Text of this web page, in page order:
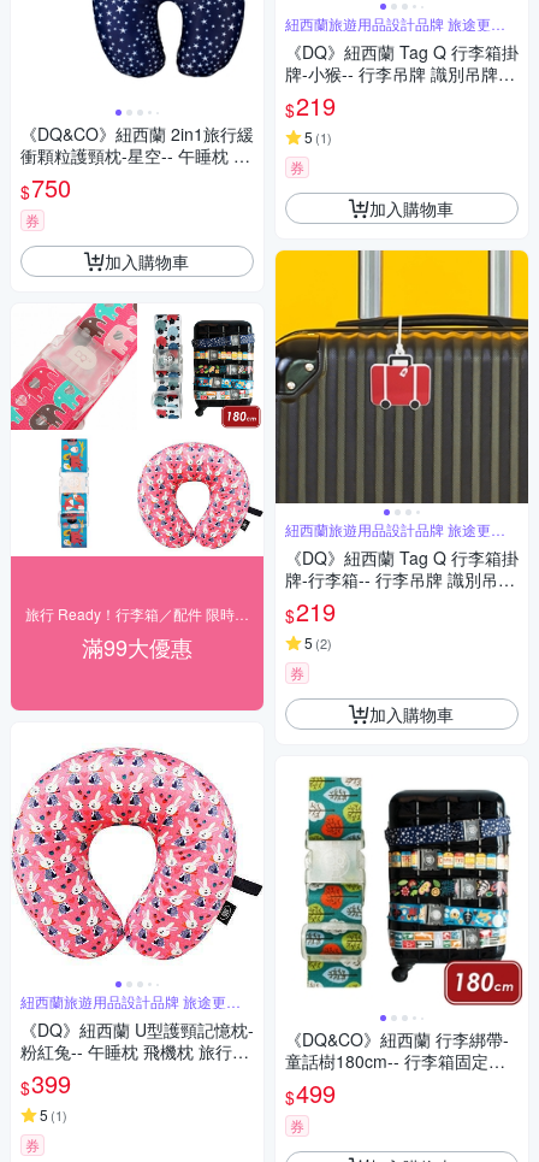
《DQ&CO》紐西蘭 2in1旅行緩
衝顆粒護頸枕-星空-- 午睡枕 飛
機枕 旅行枕 護頸枕 U行枕
$750
券
加入購物車
滿99大優惠
紐西蘭旅遊用品設計品牌 旅途更舒
適
《DQ》紐西蘭 U型護頸記憶枕-
粉紅兔-- 午睡枕 飛機枕 旅行枕
護頸枕 U行枕
$399
5 (1)
券
紐西蘭旅遊用品設計品牌 旅途更舒
適
《DQ》紐西蘭 Tag Q 行李箱掛
牌-小猴-- 行李吊牌 識別吊牌
登機牌 姓名牌
$219
5 (1)
券
加入購物車
紐西蘭旅遊用品設計品牌 旅途更舒
適
《DQ》紐西蘭 Tag Q 行李箱掛
牌-行李箱-- 行李吊牌 識別吊牌
登機牌 姓名牌
$219
5 (2)
券
加入購物車
《DQ&CO》紐西蘭 行李綁帶-
童話樹180cm-- 行李箱固定帶
扣帶 束帶 綑綁帶 旅行箱帶 行
李束帶
$499
券